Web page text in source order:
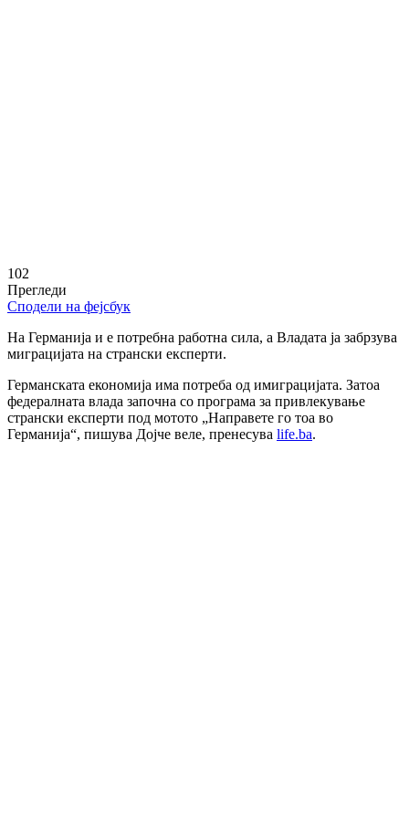
102
Прегледи
Сподели на фејсбук
На Германија и е потребна работна сила, а Владата ја забрзува
миграцијата на странски експерти.
Германската економија има потреба од имиграцијата. Затоа
федералната влада започна со програма за привлекување
странски експерти под мотото „Направете го тоа во
Германија“, пишува Дојче веле, пренесува life.ba.